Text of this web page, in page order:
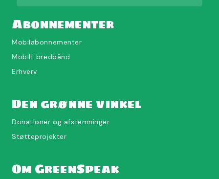
Abonnementer
Mobilabonnementer
Mobilt bredbånd
Erhverv
Den grønne vinkel
Donationer og afstemninger
Støtteprojekter
Om GreenSpeak